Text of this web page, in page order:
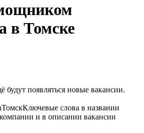
в Томске
будут появляться новые вакансии.
ТомскКлючевые слова в названии
и в описании вакансии